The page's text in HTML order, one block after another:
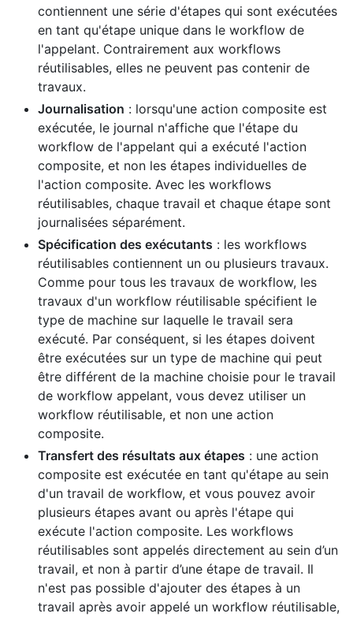
contiennent une série d'étapes qui sont exécutées
en tant qu'étape unique dans le workflow de
l'appelant. Contrairement aux workflows
réutilisables, elles ne peuvent pas contenir de
travaux.
Journalisation : lorsqu'une action composite est
exécutée, le journal n'affiche que l'étape du
workflow de l'appelant qui a exécuté l'action
composite, et non les étapes individuelles de
l'action composite. Avec les workflows
réutilisables, chaque travail et chaque étape sont
journalisées séparément.
Spécification des exécutants : les workflows
réutilisables contiennent un ou plusieurs travaux.
Comme pour tous les travaux de workflow, les
travaux d'un workflow réutilisable spécifient le
type de machine sur laquelle le travail sera
exécuté. Par conséquent, si les étapes doivent
être exécutées sur un type de machine qui peut
être différent de la machine choisie pour le travail
de workflow appelant, vous devez utiliser un
workflow réutilisable, et non une action
composite.
Transfert des résultats aux étapes : une action
composite est exécutée en tant qu'étape au sein
d'un travail de workflow, et vous pouvez avoir
plusieurs étapes avant ou après l'étape qui
exécute l'action composite. Les workflows
réutilisables sont appelés directement au sein d’un
travail, et non à partir d’une étape de travail. Il
n'est pas possible d'ajouter des étapes à un
travail après avoir appelé un workflow réutilisable,